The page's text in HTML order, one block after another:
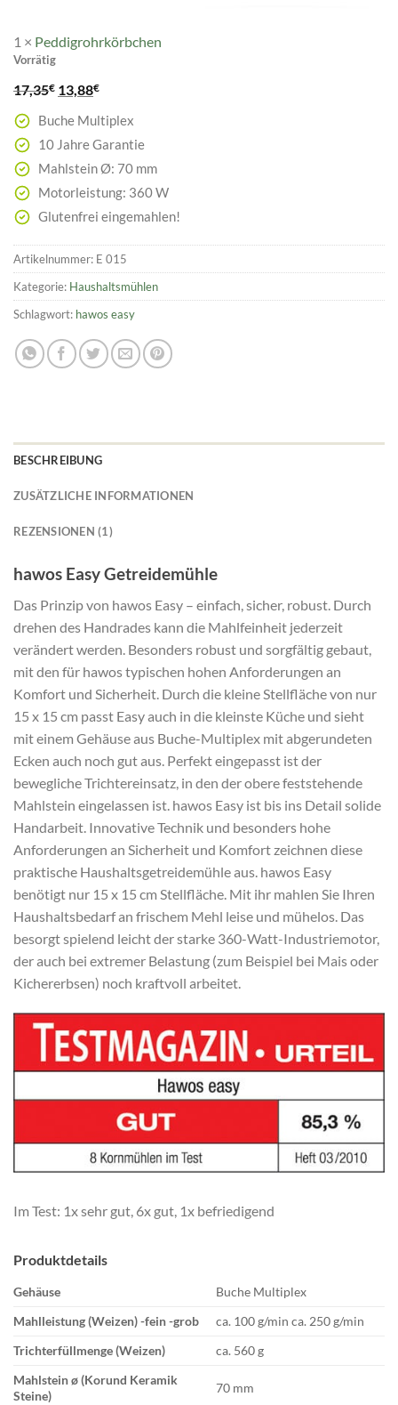
1 × Peddigrohrkörbchen
Vorrätig
17,35€ Ursprünglicher
13,88€Aktueller
ist:
Buche Multiplex
10 Jahre Garantie
Mahlstein Ø: 70 mm
Motorleistung: 360 W
Glutenfrei eingemahlen!
Artikelnummer: E 015
Kategorie: Haushaltsmühlen
Schlagwort: hawos easy
BESCHREIBUNG
ZUSÄTZLICHE INFORMATIONEN
REZENSIONEN (1)
hawos Easy Getreidemühle
Das Prinzip von hawos Easy – einfach, sicher, robust. Durch
drehen des Handrades kann die Mahlfeinheit jederzeit
verändert werden. Besonders robust und sorgfältig gebaut,
mit den für hawos typischen hohen Anforderungen an
Komfort und Sicherheit. Durch die kleine Stellfläche von nur
15 x 15 cm passt Easy auch in die kleinste Küche und sieht
mit einem Gehäuse aus Buche-Multiplex mit abgerundeten
Ecken auch noch gut aus. Perfekt eingepasst ist der
bewegliche Trichtereinsatz, in den der obere feststehende
Mahlstein eingelassen ist. hawos Easy ist bis ins Detail solide
Handarbeit. Innovative Technik und besonders hohe
Anforderungen an Sicherheit und Komfort zeichnen diese
praktische Haushaltsgetreidemühle aus. hawos Easy
benötigt nur 15 x 15 cm Stellfläche. Mit ihr mahlen Sie Ihren
Haushaltsbedarf an frischem Mehl leise und mühelos. Das
besorgt spielend leicht der starke 360-Watt-Industriemotor,
der auch bei extremer Belastung (zum Beispiel bei Mais oder
Kichererbsen) noch kraftvoll arbeitet.
Im Test: 1x sehr gut, 6x gut, 1x befriedigend
Produktdetails
Gehäuse
Buche Multiplex
Mahlleistung (Weizen)-fein-grob
ca. 100 g/min ca. 250 g/min
Trichterfüllmenge (Weizen)
ca. 560 g
Mahlstein ø (Korund Keramik
Steine)
70 mm